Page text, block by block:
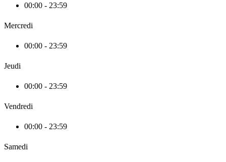
00:00 - 23:59
Mercredi
00:00 - 23:59
Jeudi
00:00 - 23:59
Vendredi
00:00 - 23:59
Samedi